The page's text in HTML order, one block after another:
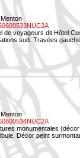
de voyageurs dit Hôtel
sud. Travées
monumentales
Décor peint